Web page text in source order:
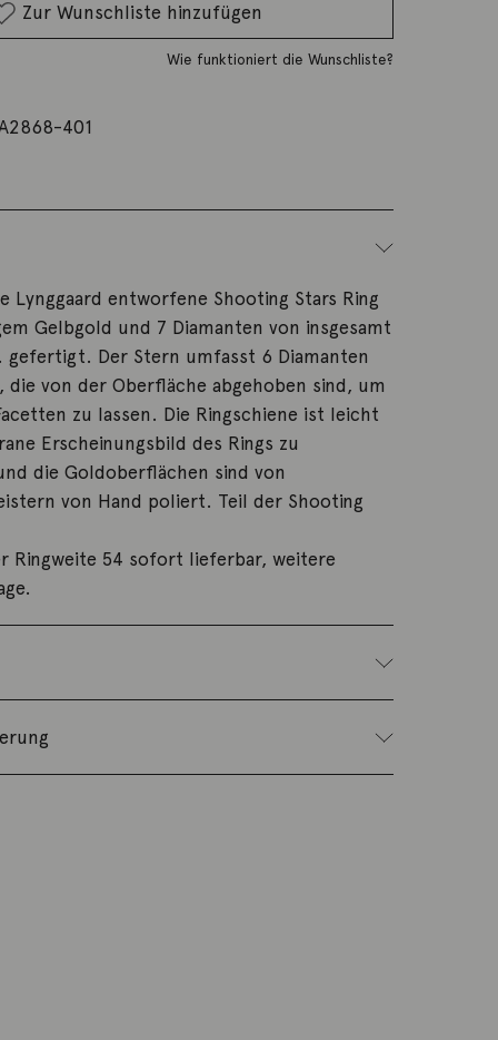
Zur Wunschliste hinzufügen
Wie funktioniert die Wunschliste?
401
Lynggaard entworfene Shooting Stars Ring
Gelbgold und 7 Diamanten von insgesamt
gefertigt. Der Stern umfasst 6 Diamanten
von der Oberfläche abgehoben sind, um
zu lassen. Die Ringschiene ist leicht
Erscheinungsbild des Rings zu
die Goldoberflächen sind von
von Hand poliert. Teil der Shooting
Ringweite 54 sofort lieferbar, weitere